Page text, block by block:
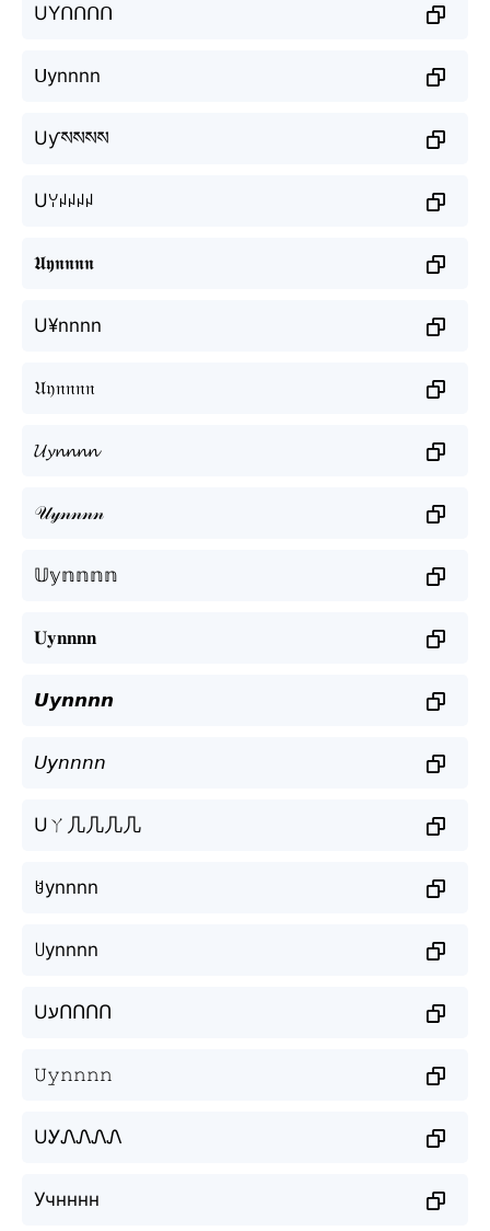
UYᑎᑎᑎᑎ
ᑌynnnn
Uƴསསསས
Uꌩꈤꈤꈤꈤ
𝖀𝖞𝖓𝖓𝖓𝖓
U¥nnnn
𝔘𝔶𝔫𝔫𝔫𝔫
𝓤𝔂𝓷𝓷𝓷𝓷
𝒰𝓎𝓃𝓃𝓃𝓃
𝕌𝕪𝕟𝕟𝕟𝕟
𝐔𝐲𝐧𝐧𝐧𝐧
𝙐𝙮𝙣𝙣𝙣𝙣
𝘜𝘺𝘯𝘯𝘯𝘯
Uㄚ几几几几
ꐇynnnn
꒤ynnnn
UעՈՈՈՈ
𝚄𝚢𝚗𝚗𝚗𝚗
UᎩᏁᏁᏁᏁ
Учнннн